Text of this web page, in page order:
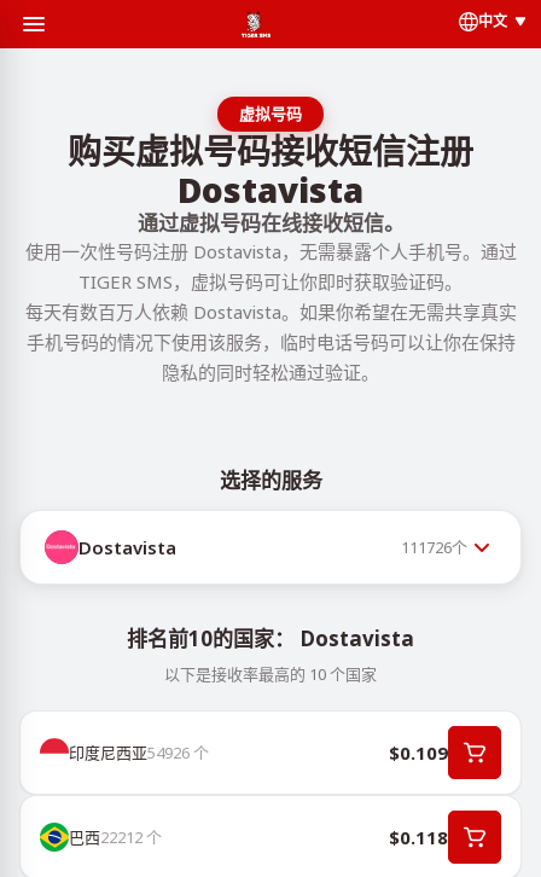
中文
虚拟号码
购买虚拟号码接收短信注册
Dostavista
通过虚拟号码在线接收短信。
使用一次性号码注册 Dostavista，无需暴露个人手机号。通过
TIGER SMS，虚拟号码可让你即时获取验证码。
每天有数百万人依赖 Dostavista。如果你希望在无需共享真实
手机号码的情况下使用该服务，临时电话号码可以让你在保持
隐私的同时轻松通过验证。
选择的服务
Dostavista 111726个
排名前10的国家： Dostavista
以下是接收率最高的 10 个国家
印度尼西亚54926个 $0.109
巴西22212个 $0.118